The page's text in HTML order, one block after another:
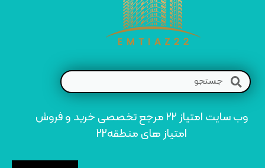
وب سایت امتیاز 22 مرجع تخصصی خرید و فروش
امتیاز های منطقه22